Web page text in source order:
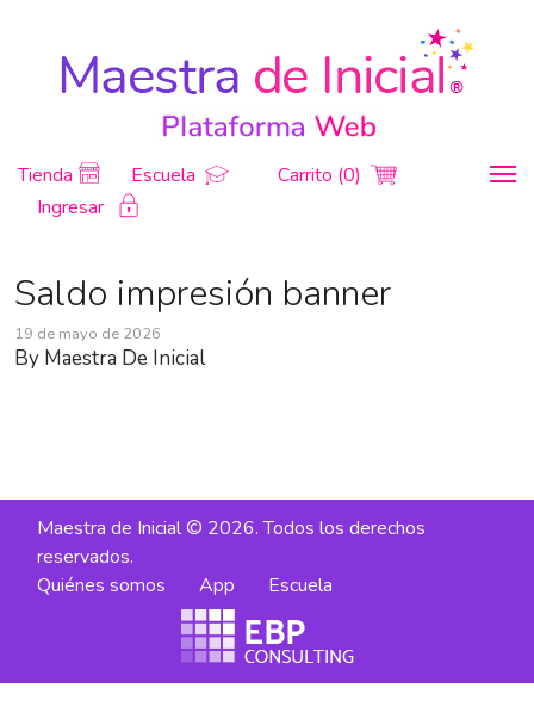
Tienda Escuela
Carrito (0)
Ingresar
Saldo impresión banner
19 de mayo de 2026
By Maestra De Inicial
Maestra de Inicial © 2026. Todos los derechos
reservados.
Quiénes somos
App Escuela